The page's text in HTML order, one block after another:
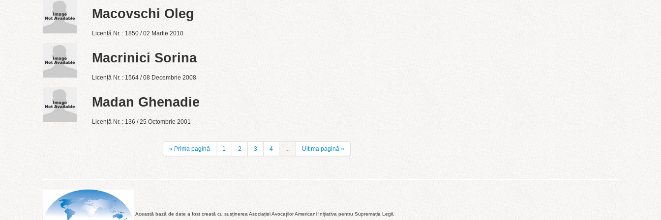
Macovschi Oleg
Licență Nr. : 1850 / 02 Martie 2010
Macrinici Sorina
Licență Nr. : 1564 / 08 Decembrie 2008
Madan Ghenadie
Licență Nr. : 136 / 25 Octombrie 2001
« Prima pagină 1 2 3 4 ... Ultima pagină »
Această bază de date a fost creată cu susținerea Asociației Avocaților Americani Inițiativa pentru Supremația Legii.